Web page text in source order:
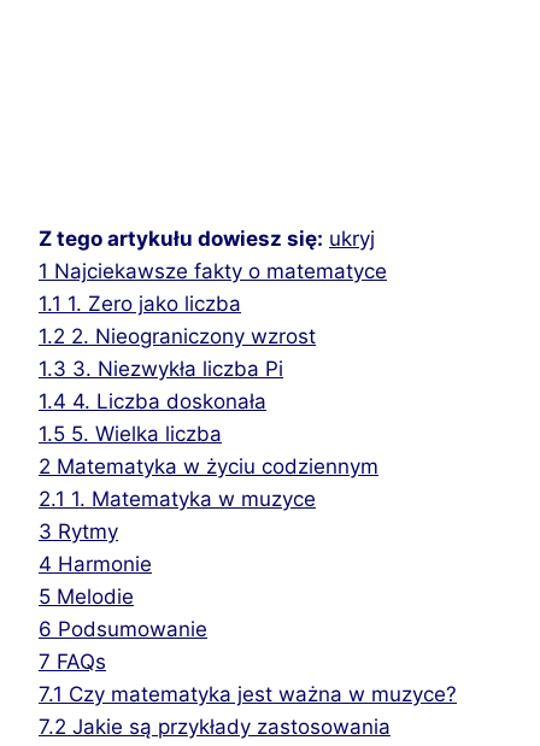
Z tego artykułu dowiesz się: ukryj
1 Najciekawsze fakty o matematyce
1.1 1. Zero jako liczba
1.2 2. Nieograniczony wzrost
1.3 3. Niezwykła liczba Pi
1.4 4. Liczba doskonała
1.5 5. Wielka liczba
2 Matematyka w życiu codziennym
2.1 1. Matematyka w muzyce
3 Rytmy
4 Harmonie
5 Melodie
6 Podsumowanie
7 FAQs
7.1 Czy matematyka jest ważna w muzyce?
7.2 Jakie są przykłady zastosowania